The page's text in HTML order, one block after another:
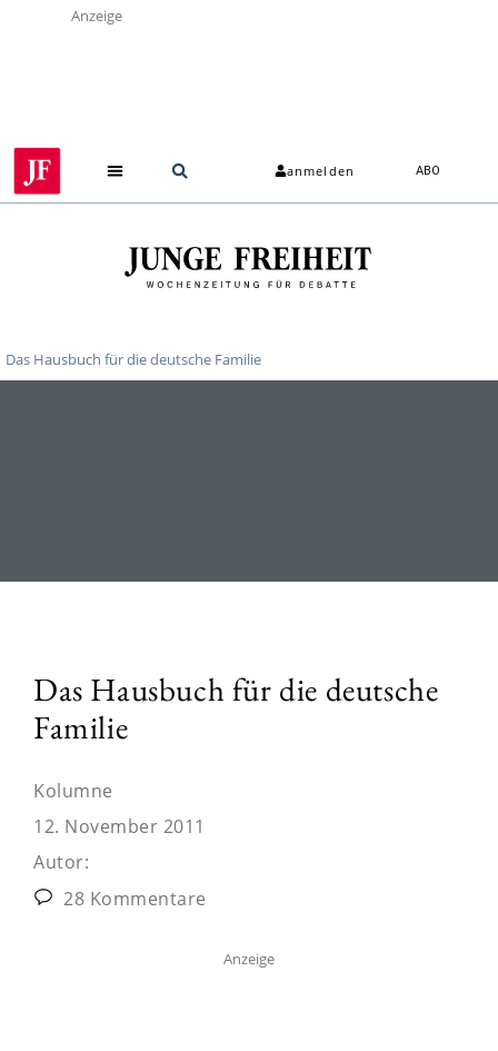
Anzeige
anmelden ABO
Das Hausbuch für die deutsche Familie
Das Hausbuch für die deutsche
Familie
Kolumne
12. November 2011
Autor:
28 Kommentare
Anzeige